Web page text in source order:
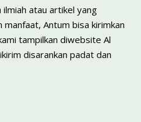
ilmiah atau artikel yang
Antum bisa kirimkan
tampilkan diwebsite Al
disarankan padat dan